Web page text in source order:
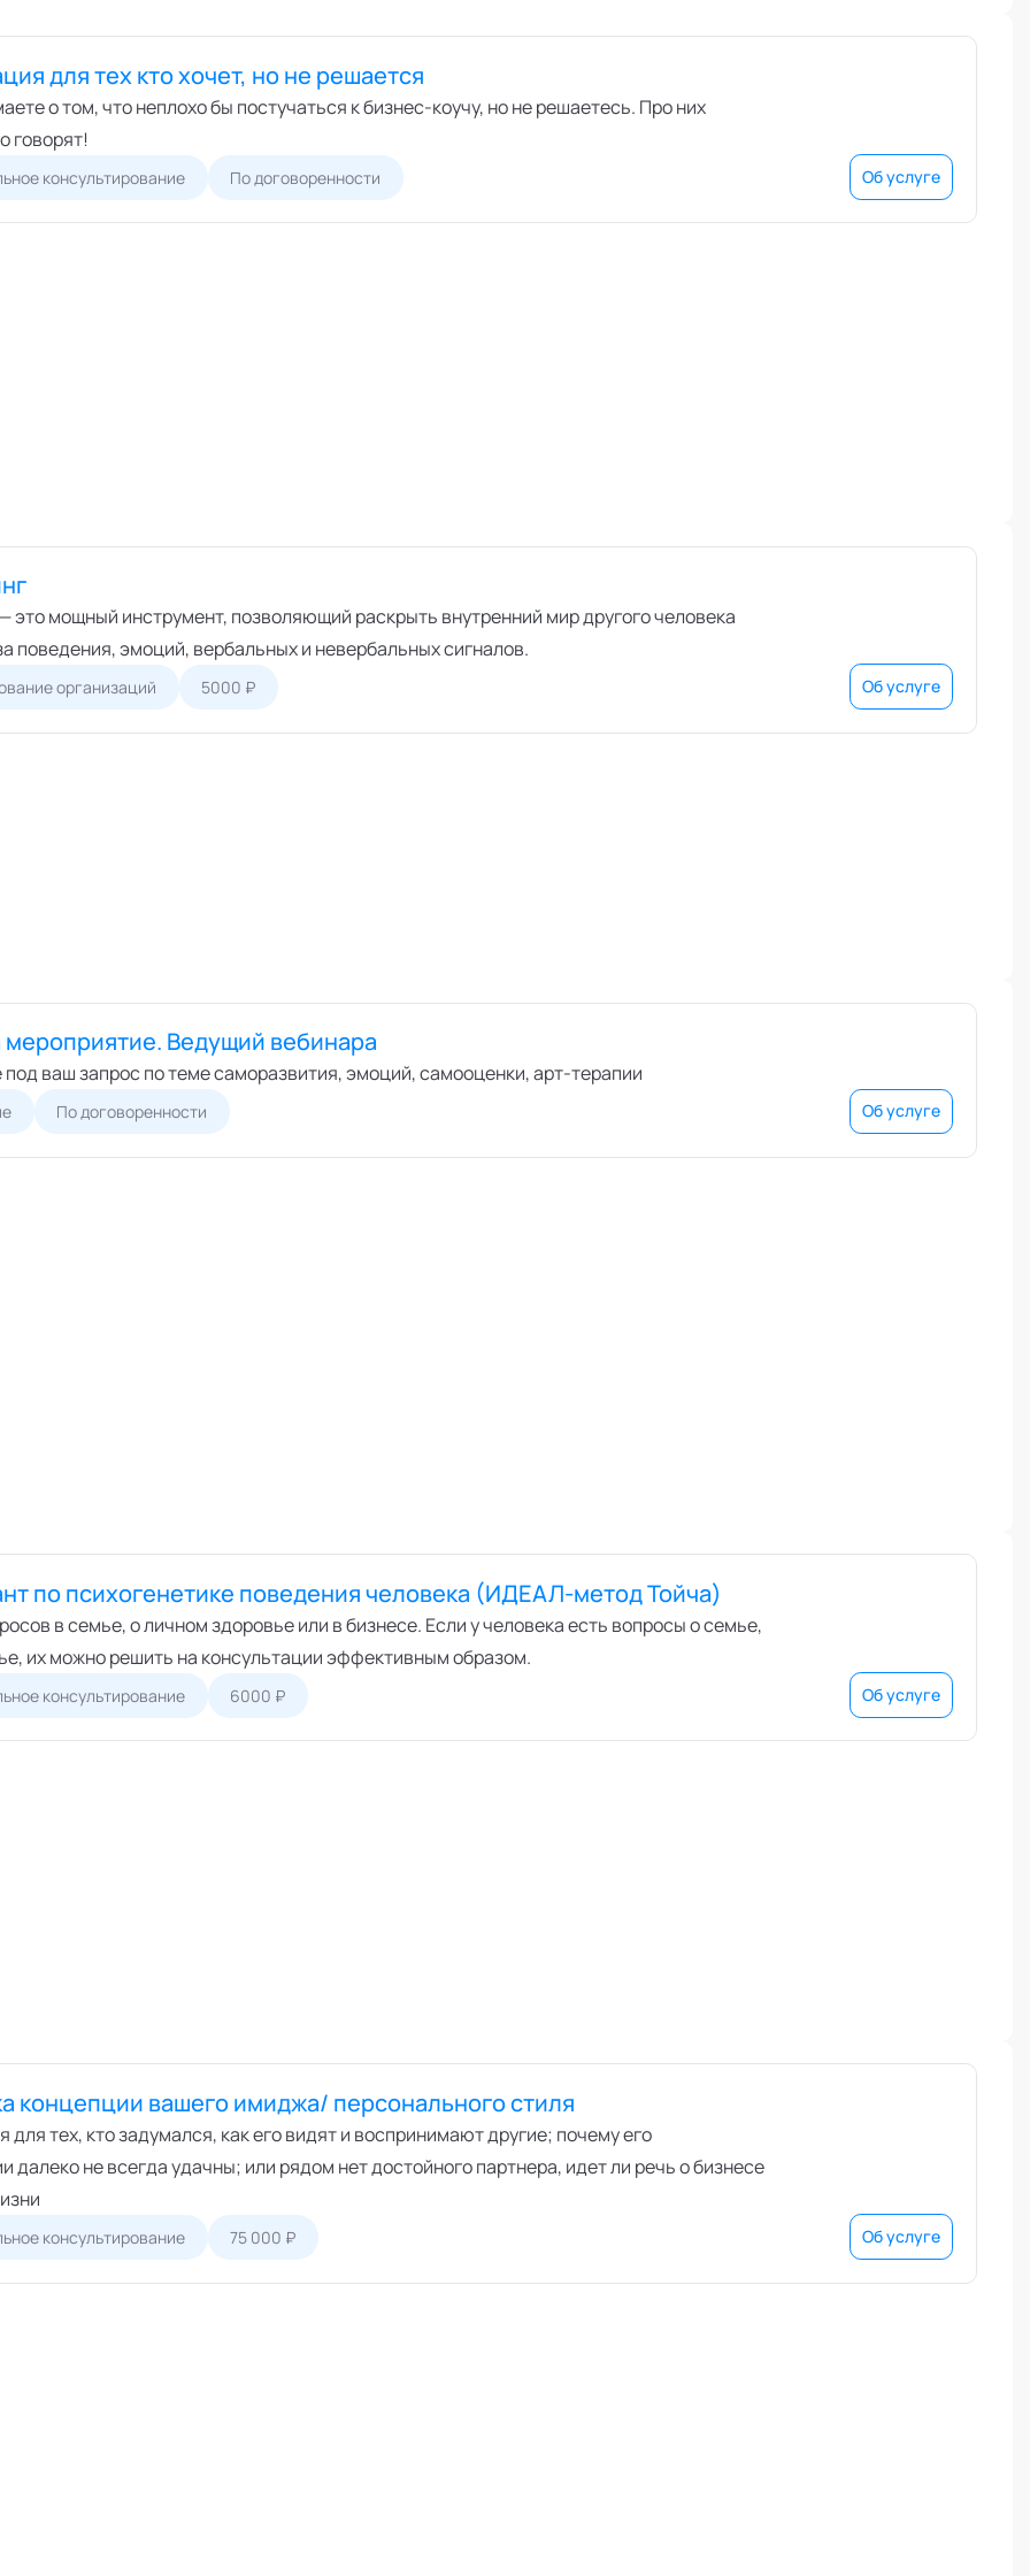
для тех кто хочет, но не решается
о том, что неплохо бы постучаться к бизнес-коучу, но не решаетесь. Про них
говорят!
консультирование По договоренности Об услуге
это мощный инструмент, позволяющий раскрыть внутренний мир другого человека
поведения, эмоций, вербальных и невербальных сигналов.
организаций 5000 ₽ Об услуге
Ведущий вебинара
ваш запрос по теме саморазвития, эмоций, самооценки, арт-терапии
По договоренности Об услуге
по психогенетике поведения человека (ИДЕАЛ-метод Тойча)
в семье, о личном здоровье или в бизнесе. Если у человека есть вопросы о семье,
их можно решить на консультации эффективным образом.
консультирование 6000 ₽ Об услуге
концепции вашего имиджа/ персонального стиля
для тех, кто задумался, как его видят и воспринимают другие; почему его
далеко не всегда удачны; или рядом нет достойного партнера, идет ли речь о бизнесе
консультирование 75 000 ₽ Об услуге